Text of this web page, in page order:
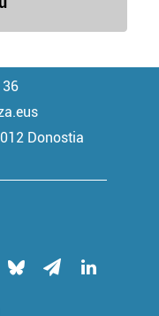
Donostia